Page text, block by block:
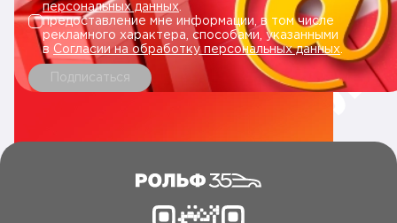
персональных данных.
предоставление мне информации, в том числе
рекламного характера, способами, указанными
в Согласии на обработку персональных данных
Подписаться